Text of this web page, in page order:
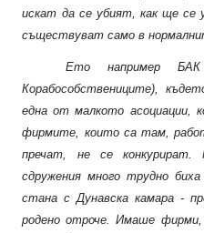
искат да се убият, как ще се
съществуват само в
Ето например БАК
Корабособствениците),
една от малкото асоциации,
фирмите, които са там,
пречат, не се
сдружения много трудно
стана с Дунавска камара -
родено отроче. Имаше